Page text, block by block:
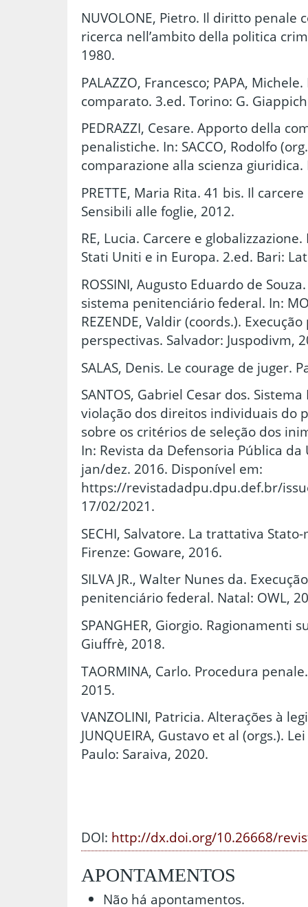
NUVOLONE, Pietro. Il diritto penale
ricerca nell’ambito della politica
1980.
PALAZZO, Francesco; PAPA,
comparato. 3.ed. Torino: G.
PEDRAZZI, Cesare. Apporto della
penalistiche. In: SACCO, Rodolfo
comparazione alla scienza
PRETTE, Maria Rita. 41 bis. Il
Sensibili alle foglie, 2012.
RE, Lucia. Carcere e
Stati Uniti e in Europa. 2.ed. Bari:
ROSSINI, Augusto Eduardo de
sistema penitenciário federal. In:
REZENDE, Valdir (coords.).
perspectivas. Salvador: Juspodivm,
SALAS, Denis. Le courage de juger.
SANTOS, Gabriel Cesar dos.
violação dos direitos individuais do
sobre os critérios de seleção dos
In: Revista da Defensoria Pública da
jan/dez. 2016. Disponível em:
https://revistadadpu.dpu.def.br/
17/02/2021.
SECHI, Salvatore. La trattativa
Firenze: Goware, 2016.
SILVA JR., Walter Nunes da.
penitenciário federal. Natal: OWL,
SPANGHER, Giorgio. Ragionamenti
Giuffrè, 2018.
TAORMINA, Carlo. Procedura
2015.
VANZOLINI, Patricia. Alterações à
JUNQUEIRA, Gustavo et al (orgs.).
Paulo: Saraiva, 2020.
DOI: http://dx.doi.org/10.26668/
APONTAMENTOS
Não há apontamentos.